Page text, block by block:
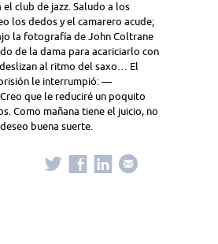
el club de jazz. Saludo a los
los dedos y el camarero acude;
la fotografía de John Coltrane
de la dama para acariciarlo con
al ritmo del saxo… El
le interrumpió: —
que le reduciré un poquito
Como mañana tiene el juicio, no
buena suerte.